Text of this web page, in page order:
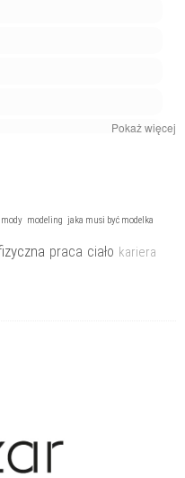
Pokaż więcej
mody modeling jaka musi być modelka
praca ciało kariera